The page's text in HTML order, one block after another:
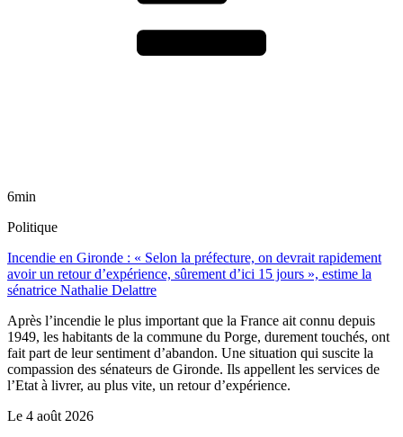
6min
Politique
Incendie en Gironde : « Selon la préfecture, on devrait rapidement
avoir un retour d’expérience, sûrement d’ici 15 jours », estime la
sénatrice Nathalie Delattre
Après l’incendie le plus important que la France ait connu depuis
1949, les habitants de la commune du Porge, durement touchés, ont
fait part de leur sentiment d’abandon. Une situation qui suscite la
compassion des sénateurs de Gironde. Ils appellent les services de
l’Etat à livrer, au plus vite, un retour d’expérience.
Le 4 août 2026